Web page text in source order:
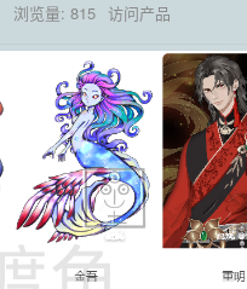
浏览量: 815 访问产品